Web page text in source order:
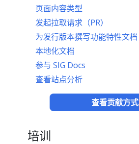
页面内容类型
发起拉取请求（PR）
为发行版本撰写功能特性文档
本地化文档
参与 SIG Docs
查看站点分析
查看贡献方式
培训